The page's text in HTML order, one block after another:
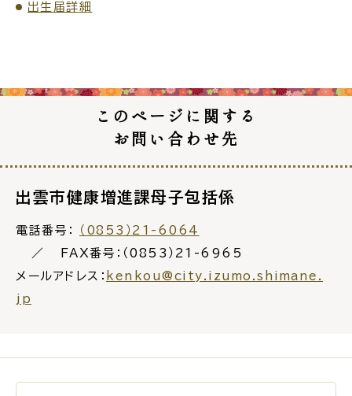
高齢者・介護
目的 探
届出・手続・申請 税金
出生届詳細
このページに関する
お問い合わせ先
出雲市健康増進課母子包括係
電話番号：
（0853）21-6064
FAX番号：（0853）21-6965
メールアドレス： kenkou@city.izumo.shimane.
jp